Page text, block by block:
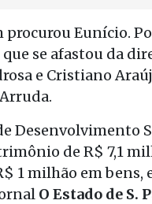
Eunício.
se afastou da
e Cristiano
Desenvolvimento
de R$ 7,1
1 milhão em bens,
O Estado de S.